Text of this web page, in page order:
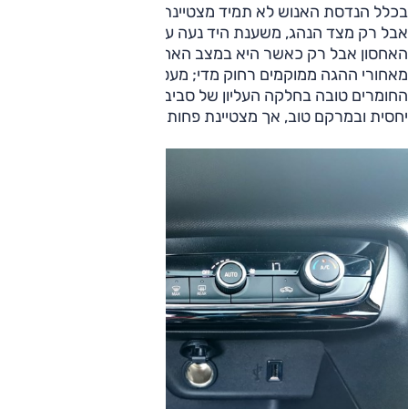
בכלל הנדסת האנוש לא תמיד מצטיינת: יש כניסה ללא מפתח
אבל רק מצד הנהג, משענת היד נעה על מסילה וניתן לגשת לתא
האחסון אבל רק כאשר היא במצב האחורי; פקדי ההילוכים
החומרים טובה בחלקה העליון של סביבת הנהג, עם פלסטיק שמן
יחסית ובמרקם טוב, אך מצטיינת פחות מגובה הברכיים ומטה.